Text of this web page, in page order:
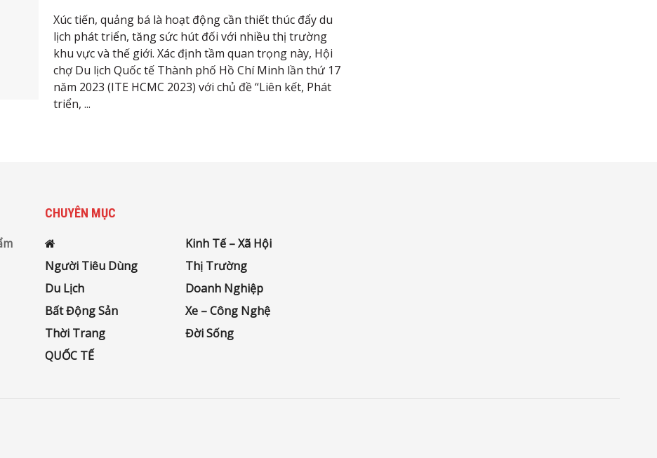
Xúc tiến, quảng bá là hoạt động cần thiết thúc đẩy du
lịch phát triển, tăng sức hút đối với nhiều thị trường
khu vực và thế giới. Xác định tầm quan trọng này, Hội
chợ Du lịch Quốc tế Thành phố Hồ Chí Minh lần thứ 17
năm 2023 (ITE HCMC 2023) với chủ đề “Liên kết, Phát
triển, ...
CHUYÊN MỤC
Kinh Tế – Xã Hội
Người Tiêu Dùng
Thị Trường
Du Lịch
Doanh Nghiệp
Bất Động Sản
Xe – Công Nghệ
Thời Trang
Đời Sống
QUỐC TẾ